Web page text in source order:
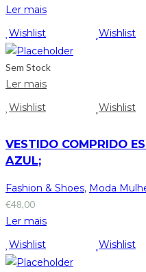
Ler mais
Wishlist
Wishlist
Sem Stock
Ler mais
Wishlist
Wishlist
VESTIDO COMPRIDO
AZUL;
Fashion & Shoes, Moda
€48,00
Ler mais
Wishlist
Wishlist